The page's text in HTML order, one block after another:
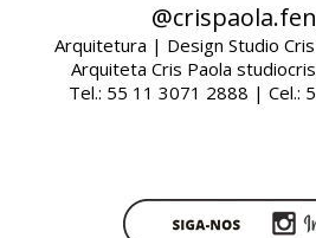
Arquitetura | Design Studio
Arquiteta Cris Paola
Tel.: 55 11 3071 2888 | Cel.: